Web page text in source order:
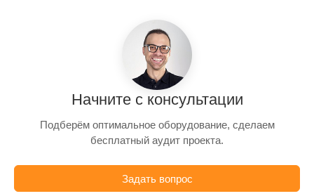
Начните с консультации
Подберём оптимальное оборудование, сделаем
бесплатный аудит проекта.
Задать вопрос